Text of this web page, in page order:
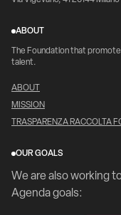
ABOUT
The Foundation that
talent.
ABOUT
MISSION
TRASPARENZA RACCOLTA
OUR GOALS
We are also working
Agenda goals: